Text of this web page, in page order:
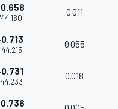
0.011
0.055
0.018